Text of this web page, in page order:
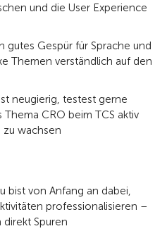
und die User Experience
gutes Gespür für Sprache und
Themen verständlich auf den
neugierig, testest gerne
CRO beim TCS aktiv
wachsen
bist von Anfang an dabei,
professionalisieren –
Spuren